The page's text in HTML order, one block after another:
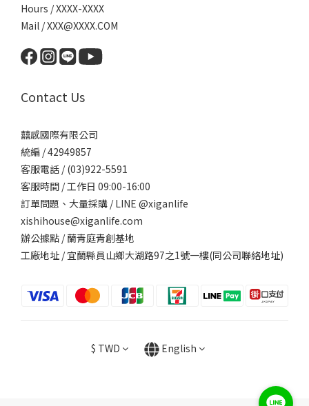
Hours / XXXX-XXXX
Mail / XXX@XXXX.COM
Contact Us
囍感國際有限公司
統編 / 42949857
客服電話 / (03)922-5591
客服時間 / 工作日 09:00-16:00
訂單問題、大量採購 / LINE @xiganlife
xishihouse@xiganlife.com
辦公據點 / 蘭青庭青創基地
工廠地址 / 宜蘭縣員山鄉大湖路97之1號一樓(同公司聯絡地址)
$ TWD English